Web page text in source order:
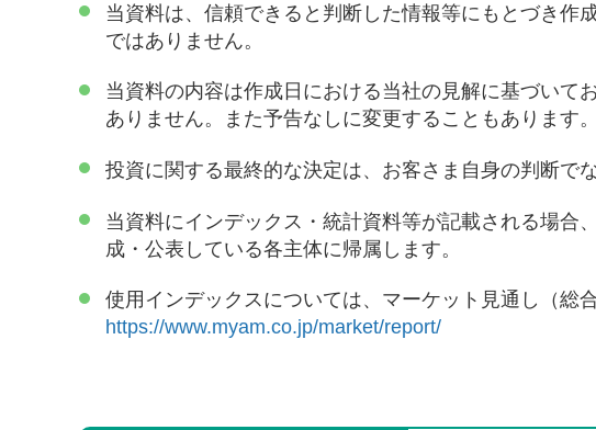
当資料は、信頼できると判断した情報等にもとづき作
ではありません。
当資料の内容は作成日における当社の見解に基づいて
ありません。また予告なしに変更することもあります。
投資に関する最終的な決定は、お客さま自身の判断で
当資料にインデックス・統計資料等が記載される場合
成・公表している各主体に帰属します。
使用インデックスについては、マーケット見通し（総
https://www.myam.co.jp/market/report/